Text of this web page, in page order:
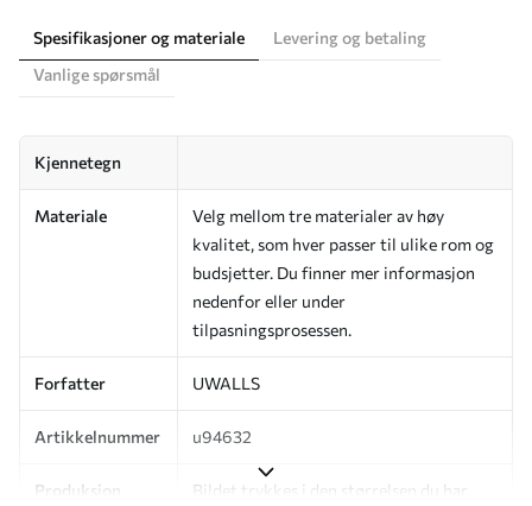
Spesifikasjoner og materiale
Levering og betaling
Vanlige spørsmål
Kjennetegn
Materiale
Velg mellom tre materialer av høy
kvalitet, som hver passer til ulike rom og
budsjetter. Du finner mer informasjon
nedenfor eller under
tilpasningsprosessen.
Forfatter UWALLS
Artikkelnummer u94632
Produksjon
Bildet trykkes i den størrelsen du har